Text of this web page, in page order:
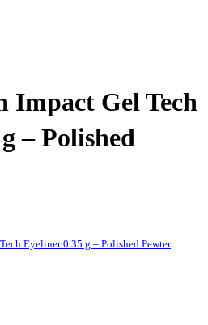
Impact Gel Tech
– Polished
Eyeliner 0.35 g – Polished Pewter